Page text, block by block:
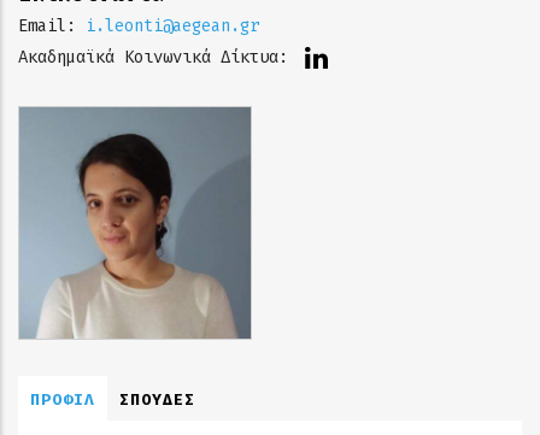
Email:
i.leonti@aegean.gr
Ακαδημαϊκά Κοινωνικά Δίκτυα:
ΠΡΟΦΙΛ ΣΠΟΥΔΕΣ